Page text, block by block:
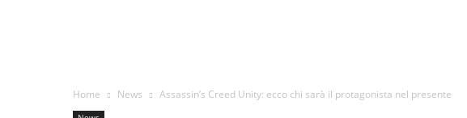
Home News Assassin’s Creed Unity: ecco chi sarà il protagonista nel presente